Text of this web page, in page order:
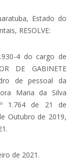
Estado do
RESOLVE:
4 do cargo de
DE GABINETE
de pessoal da
Maria da Silva
1.764 de 21 de
Outubro de 2019,
de 2021.